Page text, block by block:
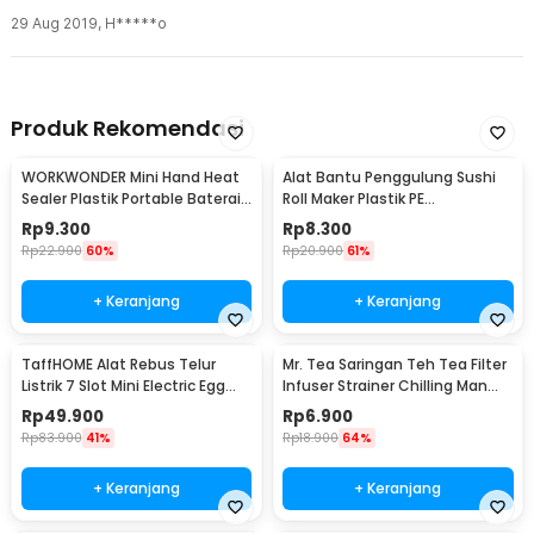
29 Aug 2019, H*****o
Produk Rekomendasi
WORKWONDER Mini Hand Heat
Sealer Plastik Portable Baterai
AA - LX2000A
Rp9.300
Rp22.900 60%
+ Keranjang
Alat Bantu Penggulung Sushi
Roll Maker Plastik PE
22x20.5x0.1cm - E1119
Rp8.300
Rp20.900 61%
+ Keranjang
TaffHOME Alat Rebus Telur
Listrik 7 Slot Mini Electric Egg
Cooker 350W - YS-203
Rp49.900
Rp83.900 41%
+ Keranjang
Mr. Tea Saringan Teh Tea Filter
Infuser Strainer Chilling Man
Silicon - MR03
Rp6.900
Rp18.900 64%
+ Keranjang